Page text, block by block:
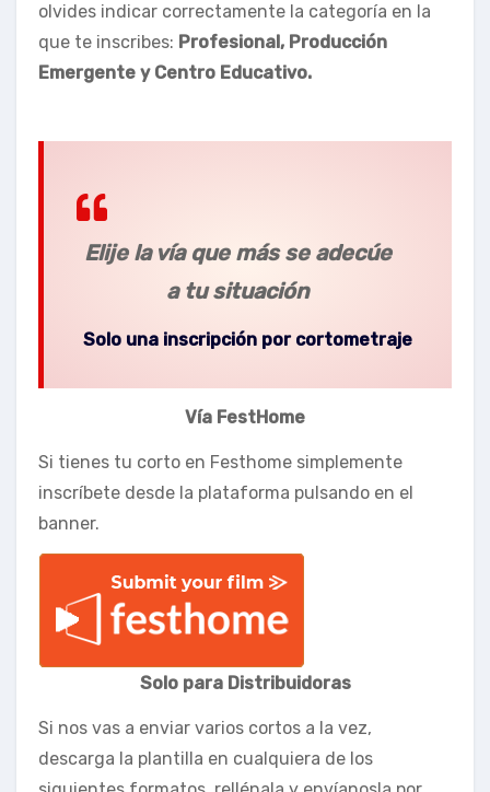
olvides indicar correctamente la categoría en la
que te inscribes: Profesional, Producción
Emergente y Centro Educativo.
Elije la vía que más se adecúe
a tu situación
Solo una inscripción por cortometraje
Vía FestHome
Si tienes tu corto en Festhome simplemente
inscríbete desde la plataforma pulsando en el
banner.
Solo para Distribuidoras
Si nos vas a enviar varios cortos a la vez,
descarga la plantilla en cualquiera de los